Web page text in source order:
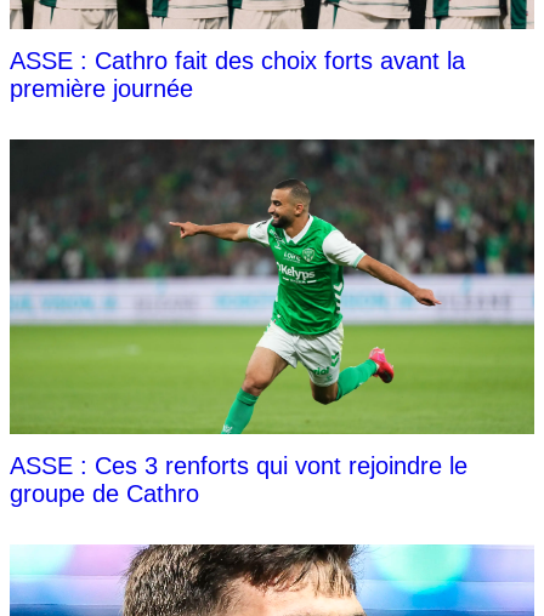
ASSE : Cathro fait des choix forts avant la
première journée
ASSE : Ces 3 renforts qui vont rejoindre le
groupe de Cathro